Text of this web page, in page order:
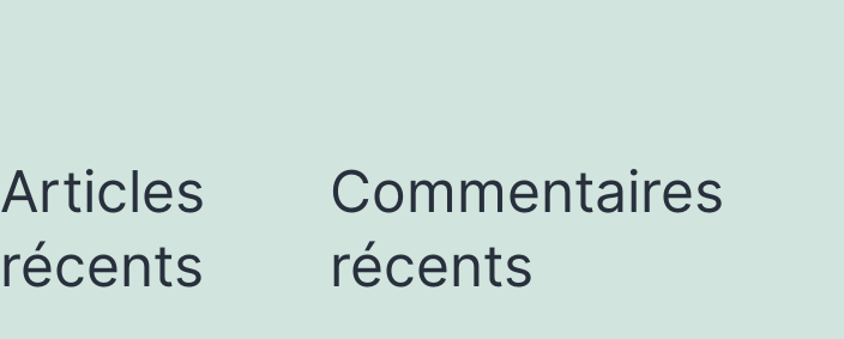
Articles
récents
Commentaires
récents